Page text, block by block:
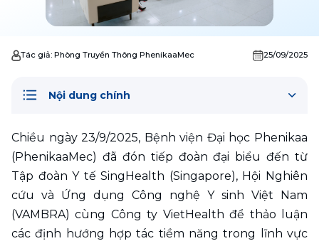
Tác giả: Phòng Truyền Thông PhenikaaMec 25/09/2025
Nội dung chính
Chiều ngày 23/9/2025, Bệnh viện Đại học Phenikaa
(PhenikaaMec) đã đón tiếp đoàn đại biểu đến từ
Tập đoàn Y tế SingHealth (Singapore), Hội Nghiên
cứu và Ứng dụng Công nghệ Y sinh Việt Nam
(VAMBRA) cùng Công ty VietHealth để thảo luận
các định hướng hợp tác tiềm năng trong lĩnh vực